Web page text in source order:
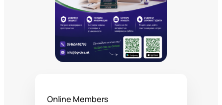
Online Members